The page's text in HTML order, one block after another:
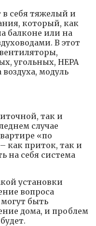
себя тяжелый и
который, как
балконе или на
В этот
угольных, НЕРА
модуль
так и
случае
«по
как приток, так и
на себя система
установки
вопроса
быть
дома, и проблем